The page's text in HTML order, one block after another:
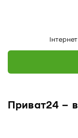
Приват24 –